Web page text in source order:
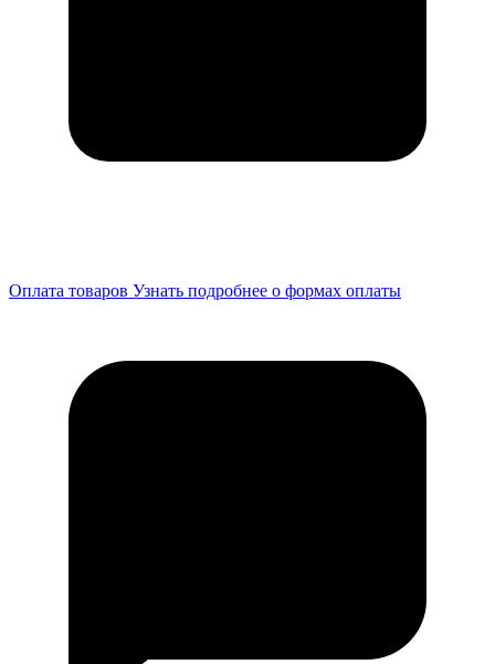
Оплата товаров Узнать подробнее о формах оплаты